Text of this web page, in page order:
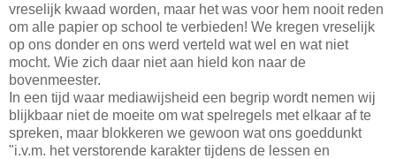
vreselijk kwaad worden, maar het was voor hem nooit reden
om alle papier op school te verbieden! We kregen vreselijk
op ons donder en ons werd verteld wat wel en wat niet
mocht. Wie zich daar niet aan hield kon naar de
bovenmeester.
In een tijd waar mediawijsheid een begrip wordt nemen wij
blijkbaar niet de moeite om wat spelregels met elkaar af te
spreken, maar blokkeren we gewoon wat ons goeddunkt
"i.v.m. het verstorende karakter tijdens de lessen en